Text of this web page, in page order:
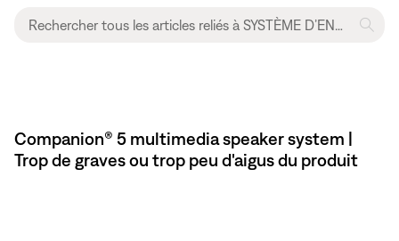
Companion® 5 multimedia speaker system |
Trop de graves ou trop peu d'aigus du produit